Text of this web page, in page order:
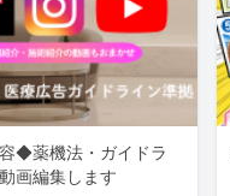
◆薬機法・ガイドラ
画編集します